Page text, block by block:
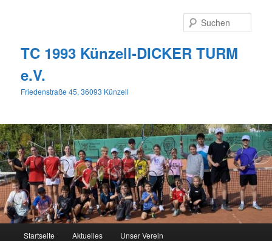
TC 1993 Künzell-DICKER TURM
e.V.
Friedenstraße 45, 36093 Künzell
Startseite Aktuelles Unser Verein